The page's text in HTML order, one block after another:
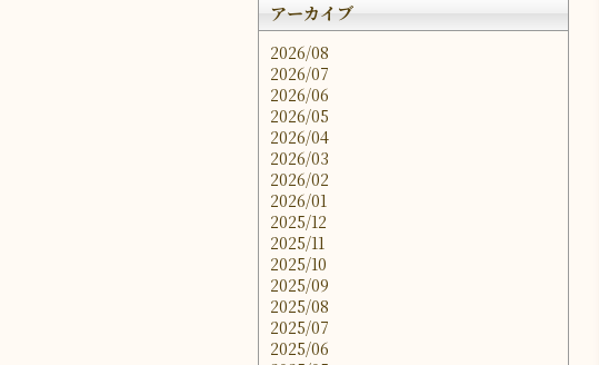
アーカイブ
2026/08
2026/07
2026/06
2026/05
2026/04
2026/03
2026/02
2026/01
2025/12
2025/11
2025/10
2025/09
2025/08
2025/07
2025/06